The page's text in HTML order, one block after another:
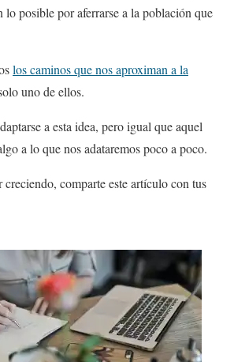
posible por aferrarse a la población que
los caminos que nos aproximan a la
uno de ellos.
a esta idea, pero igual que aquel
a lo que nos adataremos poco a poco.
comparte este artículo con tus